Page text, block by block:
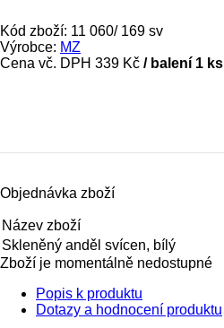
Kód zboží: 11 060/ 169 sv
Výrobce: MZ
Cena vč. DPH 339 Kč / balení 1 ks
Objednávka zboží
Název zboží
Skleněný anděl svícen, bílý
Zboží je momentálně nedostupné
Popis k produktu
Dotazy a hodnocení produktu